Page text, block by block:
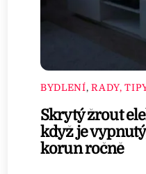
BYDLENÍ,RADY,
Skrytý žrout
když je
korun ročně